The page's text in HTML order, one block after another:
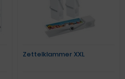
Zettelklammer XXL